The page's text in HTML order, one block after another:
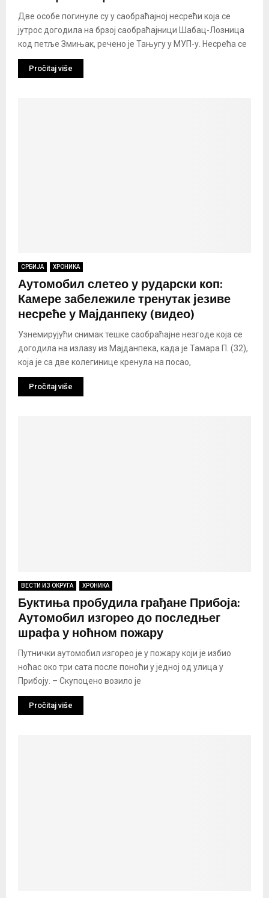
Две особе погинуле су у саобраћајној несрећи која се
јутрос догодила на брзој саобраћајници Шабац-Лозница
код петље Змињак, речено је Тањугу у МУП-у. Несрећа се
Pročitaj više
СРБИЈА ХРОНИКА
Аутомобил слетео у рударски коп:
Камере забележиле тренутак језиве
несреће у Мајданпеку (видео)
Узнемирујући снимак тешке саобраћајне незгоде која се
догодила на излазу из Мајданпека, када је Тамара П. (32),
која је са две колегинице кренула на посао,
Pročitaj više
ВЕСТИ ИЗ ОКРУГА ХРОНИКА
Буктиња пробудила грађане Прибоја:
Аутомобил изгорео до последњег
шрафа у ноћном пожару
Путнички аутомобил изгорео је у пожару који је избио
ноћас око три сата после поноћи у једној од улица у
Прибоју. – Скупоцено возило је
Pročitaj više